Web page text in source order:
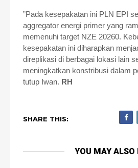
”Pada kesepakatan ini PLN EPI
aggregator energi primer yang
memenuhi target NZE 20260.
kesepakatan ini diharapkan
direplikasi di berbagai lokasi lain
meningkatkan konstribusi dalam
tutup Iwan. RH
SHARE THIS:
YOU MAY ALSO